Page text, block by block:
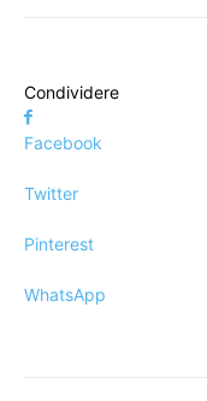
Condividere
Facebook
Twitter
Pinterest
WhatsApp